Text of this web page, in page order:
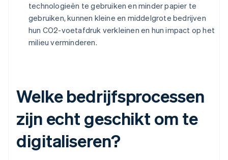
technologieën te gebruiken en minder papier te
gebruiken, kunnen kleine en middelgrote bedrijven
hun CO2-voetafdruk verkleinen en hun impact op het
milieu verminderen.
Welke bedrijfsprocessen
zijn echt geschikt om te
digitaliseren?